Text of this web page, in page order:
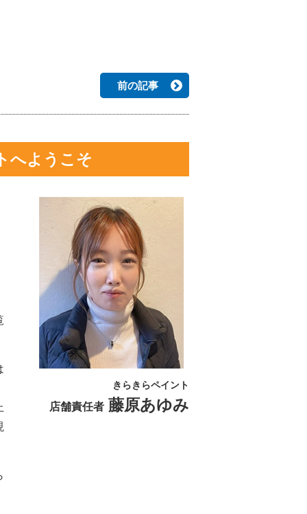
前の記事
へようこそ
きらきらペイント
店舗責任者 藤原あゆみ